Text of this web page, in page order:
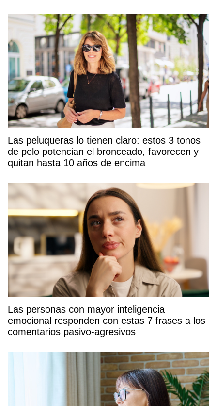
Las peluqueras lo tienen claro: estos 3 tonos
de pelo potencian el bronceado, favorecen y
quitan hasta 10 años de encima
Las personas con mayor inteligencia
emocional responden con estas 7 frases a los
comentarios pasivo-agresivos